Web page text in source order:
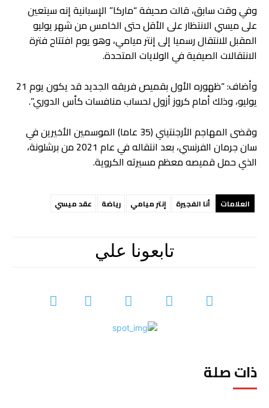
ذات صلة
وفي وقت سابق، قالت صحيفة “ماركا” الإسبانية إنه سيتعين
على ميسي الانتظار على الأقل حتى الخامس من شهر يوليو
المقبل للانتقال رسميا إلى إنتر ميامي، وهو يوم افتتاح فترة
الانتقالات الصيفية في الولايات المتحدة.
وأضاف: “ظهوره الأول بقميص فريقه الجديد قد يكون يوم 21
يوليو، وذلك أمام كروز أزول لحساب منافسات كأس الدوري”.
وقضى المهاجم الأرجنتيني (35 عاما) الموسمين الأخيرين في
سان جرمان الفرنسي، بعد انتقاله في عام 2021 من برشلونة،
الذي حمل قميصه معظم مسيرته الكروية.
العلامات أنا الفجيرة إنتر ميامي رياضة عقد ميسي
تابعونا علي